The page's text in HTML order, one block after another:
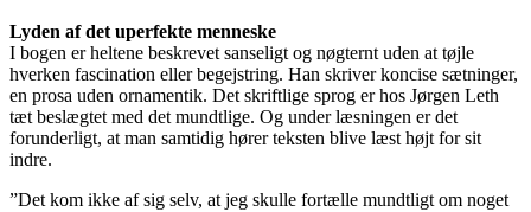
Lyden af det uperfekte menneske
I bogen er heltene beskrevet sanseligt og nøgternt uden at tøjle
hverken fascination eller begejstring. Han skriver koncise sætninger,
en prosa uden ornamentik. Det skriftlige sprog er hos Jørgen Leth
tæt beslægtet med det mundtlige. Og under læsningen er det
forunderligt, at man samtidig hører teksten blive læst højt for sit
indre.
”Det kom ikke af sig selv, at jeg skulle fortælle mundtligt om noget